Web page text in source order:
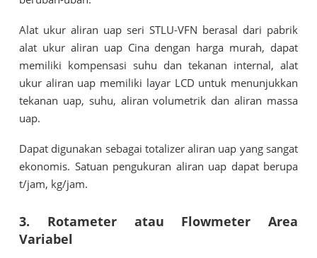
Alat ukur aliran uap seri STLU-VFN berasal dari pabrik
alat ukur aliran uap Cina dengan harga murah, dapat
memiliki kompensasi suhu dan tekanan internal, alat
ukur aliran uap memiliki layar LCD untuk menunjukkan
tekanan uap, suhu, aliran volumetrik dan aliran massa
uap.
Dapat digunakan sebagai totalizer aliran uap yang sangat
ekonomis. Satuan pengukuran aliran uap dapat berupa
t/jam, kg/jam.
3. Rotameter atau Flowmeter Area
Variabel